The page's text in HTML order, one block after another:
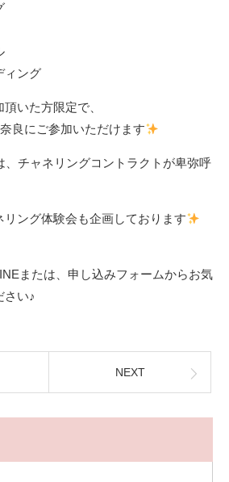
ィング
いた方限定で、
良にご参加いただけます
、チャネリングコントラクトが卑弥呼
ング体験会も企画しております
または、申し込みフォームからお気
さい♪
NEXT